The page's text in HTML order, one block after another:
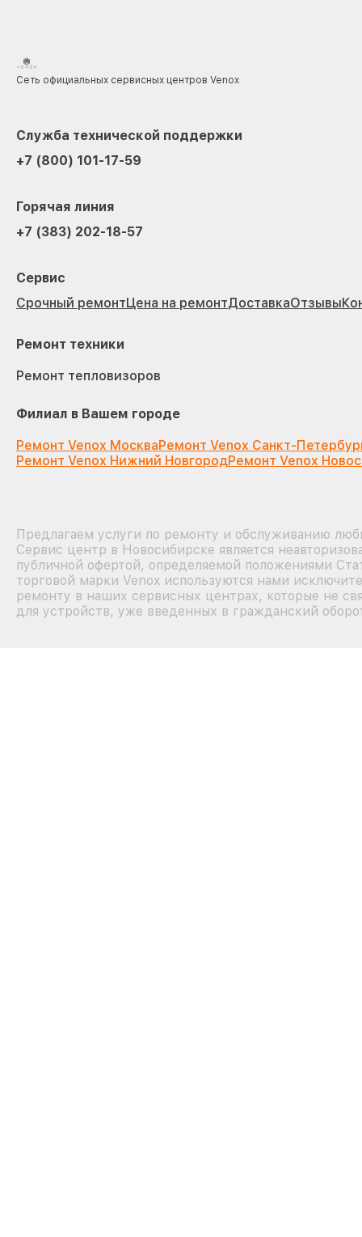
Сеть официальных сервисных центров Venox
Служба технической поддержки
+7 (800) 101-17-59
Горячая линия
+7 (383) 202-18-57
Сервис
Срочный ремонтЦена на ремонтДоставкаОтзывы
Ремонт техники
Ремонт тепловизоров
Филиал в Вашем городе
Ремонт Venox МоскваРемонт Venox Санкт-
Ремонт Venox Нижний НовгородРемонт Venox
Предлагаем услуги по ремонту и обслуживанию
Сервис центр в Новосибирске является
публичной офертой, определяемой положениями
торговой марки Venox используются нами
ремонту в наших сервисных центрах, которые не
для устройств, уже введенных в гражданский